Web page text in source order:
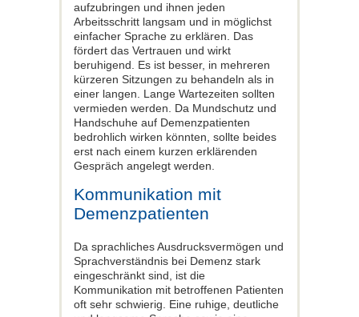
aufzubringen und ihnen jeden
Arbeitsschritt langsam und in möglichst
einfacher Sprache zu erklären. Das
fördert das Vertrauen und wirkt
beruhigend. Es ist besser, in mehreren
kürzeren Sitzungen zu behandeln als in
einer langen. Lange Wartezeiten sollten
vermieden werden. Da Mundschutz und
Handschuhe auf Demenzpatienten
bedrohlich wirken könnten, sollte beides
erst nach einem kurzen erklärenden
Gespräch angelegt werden.
Kommunikation mit
Demenzpatienten
Da sprachliches Ausdrucksvermögen und
Sprachverständnis bei Demenz stark
eingeschränkt sind, ist die
Kommunikation mit betroffenen Patienten
oft sehr schwierig. Eine ruhige, deutliche